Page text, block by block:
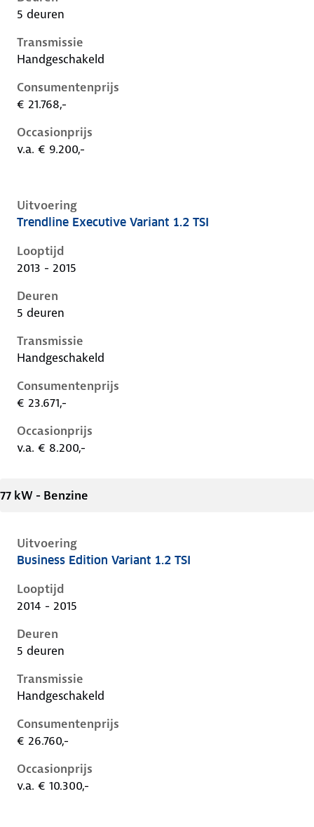
5 deuren
Transmissie
Handgeschakeld
Consumentenprijs
€ 21.768,-
Occasionprijs
v.a. € 9.200,-
Uitvoering
Volkswagen Golf vii, variant 1.2 tsi, 63 kW, Benzine,
Trendline Executive Variant 1.2 TSI
Looptijd
2013 - 2015
Deuren
5 deuren
Transmissie
Handgeschakeld
Consumentenprijs
€ 23.671,-
Occasionprijs
v.a. € 8.200,-
77 kW - Benzine
Uitvoering
Volkswagen Golf vii, variant 1.2 tsi, 77 kW, Benzine,
Business Edition Variant 1.2 TSI
Looptijd
2014 - 2015
Deuren
5 deuren
Transmissie
Handgeschakeld
Consumentenprijs
€ 26.760,-
Occasionprijs
v.a. € 10.300,-